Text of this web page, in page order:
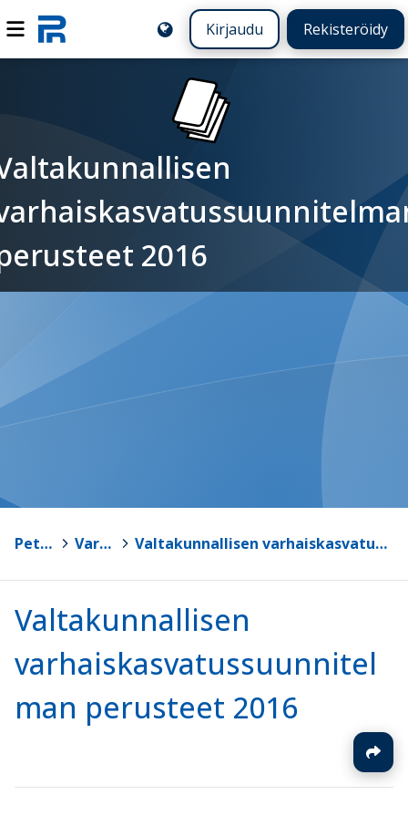
Kirjaudu Rekisteröidy
2016
Petäjävesi > Varhaiskasvatus > Valtakunnallisen varhaiskasvatussuunnitelman perusteet 2016
Valtakunnallisen
varhaiskasvatussuunnitel
man perusteet 2016